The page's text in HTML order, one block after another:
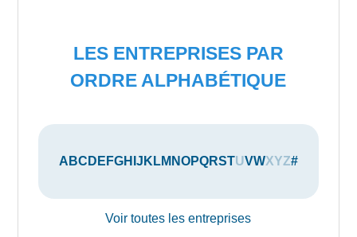
LES ENTREPRISES PAR
ORDRE ALPHABÉTIQUE
A BC D E FGH J KLM NOPQRSTUVWXYZ#
Voir toutes les entreprises